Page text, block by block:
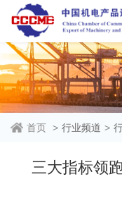
首页 > 行业频道 >
三大指标领